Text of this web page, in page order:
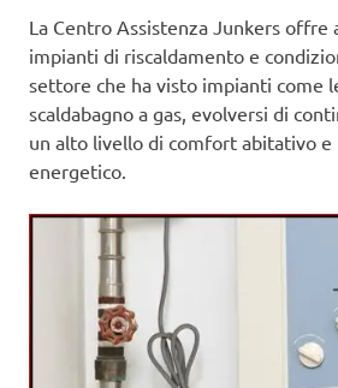
La Centro Assistenza Junkers offre
impianti di riscaldamento e
settore che ha visto impianti come
scaldabagno a gas, evolversi di
un alto livello di comfort abitativo e
energetico.